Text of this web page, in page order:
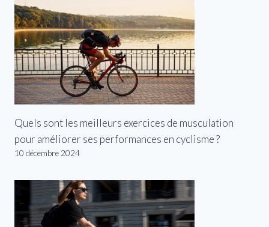
Quels sont les meilleurs exercices de musculation
pour améliorer ses performances en cyclisme ?
10 décembre 2024